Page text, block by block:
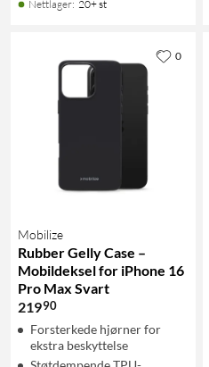
Nettlager: 20+ st
Mobilize
Rubber Gelly Case –
Mobildeksel for iPhone 16
Pro Max Svart
21990
Forsterkede hjørner for
ekstra beskyttelse
0